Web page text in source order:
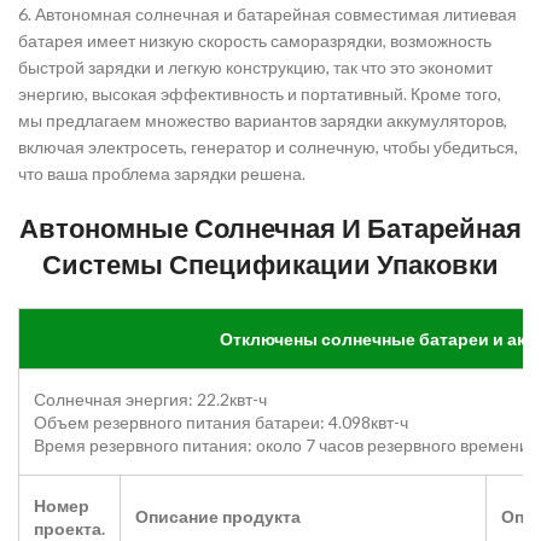
6. Автономная солнечная и батарейная совместимая литиевая
батарея имеет низкую скорость саморазрядки, возможность
быстрой зарядки и легкую конструкцию, так что это экономит
энергию, высокая эффективность и портативный. Кроме того,
мы предлагаем множество вариантов зарядки аккумуляторов,
включая электросеть, генератор и солнечную, чтобы убедиться,
что ваша проблема зарядки решена.
Автономные Солнечная И Батарейная
Системы Спецификации Упаковки
Отключены солнечные батареи и
Солнечная энергия: 22.2квт-ч
Объем резервного питания батареи: 4.098квт-ч
Время резервного питания: около 7 часов резервного времени
Номер
проекта.
Описание продукта